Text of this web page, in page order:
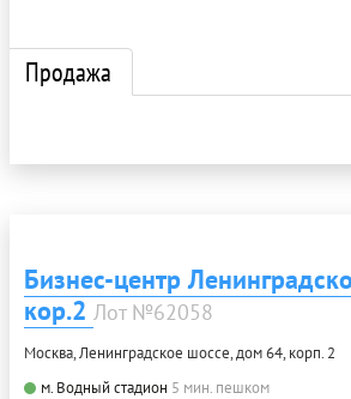
Продажа
Бизнес-центр
кор.2 Лот №62058
Москва, Ленинградское шоссе, дом 64, корп. 2
м. Водный стадион 5 мин. пешком